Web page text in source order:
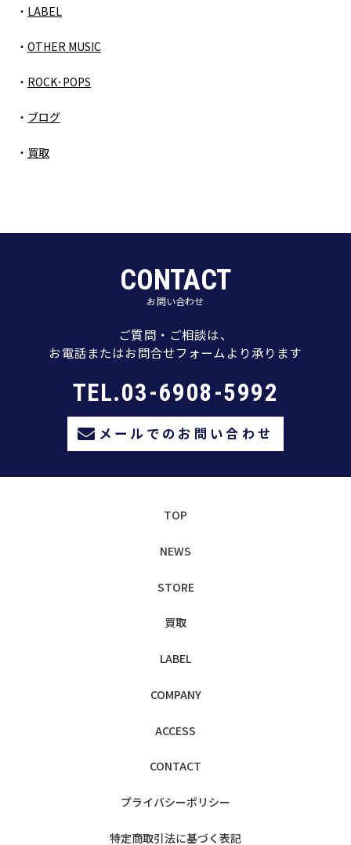
LABEL
OTHER MUSIC
ROCK･POPS
ブログ
買取
CONTACT
お問い合わせ
ご質問・ご相談は、
お電話またはお問合せフォームより承ります
TEL.03-6908-5992
メールでのお問い合わせ
TOP
NEWS
STORE
買取
LABEL
COMPANY
ACCESS
CONTACT
プライバシーポリシー
特定商取引法に基づく表記